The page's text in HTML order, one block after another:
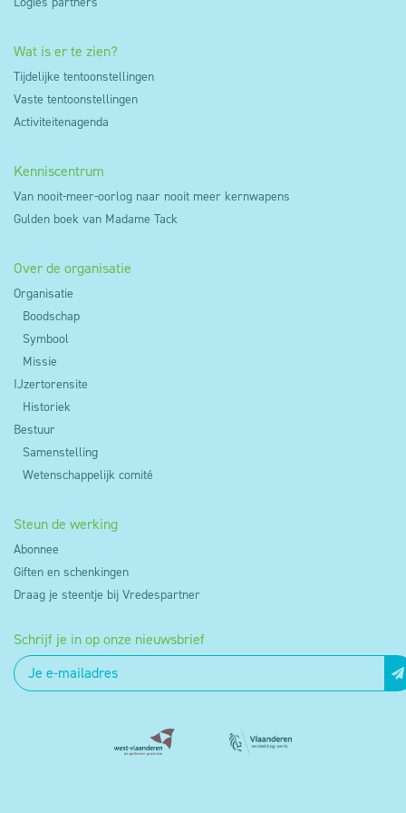
Wat is er te zien?
Tijdelijke tentoonstellingen
Vaste tentoonstellingen
Activiteitenagenda
Kenniscentrum
Van nooit-meer-oorlog naar nooit meer kernwapens
Gulden boek van Madame Tack
Over de organisatie
Organisatie
Boodschap
Symbool
Missie
IJzertorensite
Historiek
Bestuur
Samenstelling
Wetenschappelijk comité
Steun de werking
Abonnee
Giften en schenkingen
Draag je steentje bij Vredespartner
Schrijf je in op onze nieuwsbrief
cookies voor analysedoeleinden wordt
dus weigeren dat deze cookies op je toestel
worden geplaatst door je cookie instellingen aan te